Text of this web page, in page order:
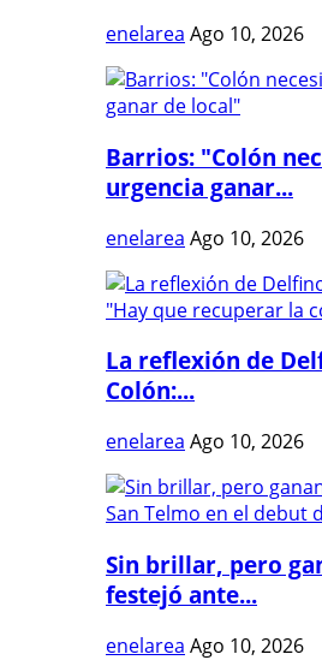
enelarea Ago 10, 2026
Barrios: "Colón
urgencia ganar...
enelarea Ago 10, 2026
La reflexión de
Colón:...
enelarea Ago 10, 2026
Sin brillar, pero
festejó ante...
enelarea Ago 10, 2026